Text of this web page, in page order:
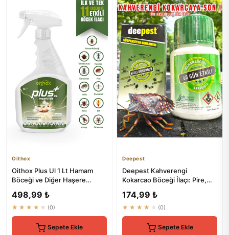
Oithox
Oithox Plus Ul 1 Lt Hamam
Böceği ve Diğer Haşere
498,99 ₺
★★★★★ (0)
Sepete Ekle
Deepest
Deepest Kahverengi
Kokarcao Böceği İlaçı: Pire,
Böcek...
174,99 ₺
★★★★★ (0)
Sepete Ekle